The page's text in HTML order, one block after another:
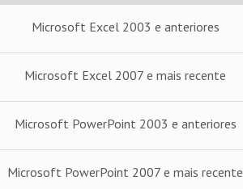
Microsoft Excel 2003 e anteriores
Microsoft Excel 2007 e mais recente
Microsoft PowerPoint 2003 e anteriores
Microsoft PowerPoint 2007 e mais recente